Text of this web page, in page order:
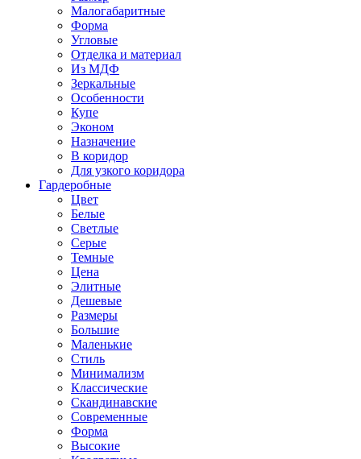
Малогабаритные
Форма
Угловые
Отделка и материал
Из МДФ
Зеркальные
Особенности
Купе
Эконом
Назначение
В коридор
Для узкого коридора
Гардеробные
Цвет
Белые
Светлые
Серые
Темные
Цена
Элитные
Дешевые
Размеры
Большие
Маленькие
Стиль
Минимализм
Классические
Скандинавские
Современные
Форма
Высокие